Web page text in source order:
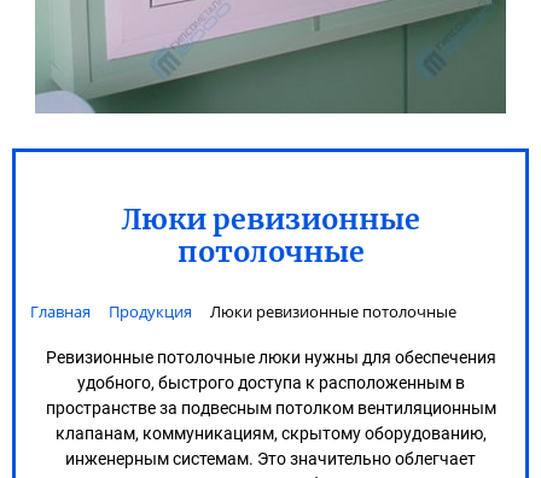
Люки ревизионные
потолочные
Главная Продукция Люки ревизионные потолочные
Ревизионные потолочные люки нужны для обеспечения
удобного, быстрого доступа к расположенным в
пространстве за подвесным потолком вентиляционным
клапанам, коммуникациям, скрытому оборудованию,
инженерным системам. Это значительно облегчает